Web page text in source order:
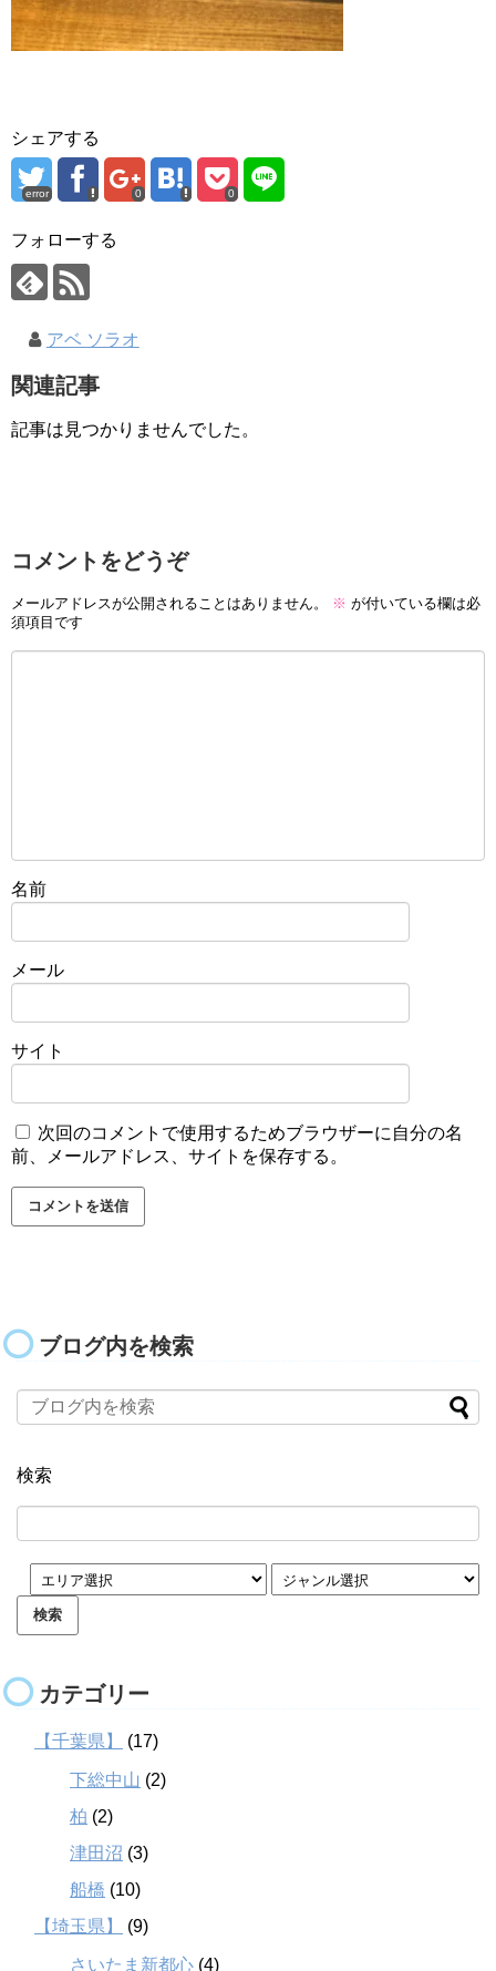
シェアする
error 0 0
フォローする
アベ ソラオ
関連記事
記事は見つかりませんでした。
コメントをどうぞ
メールアドレスが公開されることはありません。 ※ が付いている欄は必
須項目です
名前
メール
サイト
次回のコメントで使用するためブラウザーに自分の名
前、メールアドレス、サイトを保存する。
ブログ内を検索
検索
カテゴリー
【千葉県】 (17)
下総中山 (2)
柏 (2)
津田沼 (3)
船橋 (10)
【埼玉県】
(9)
さいたま新都心 (4)